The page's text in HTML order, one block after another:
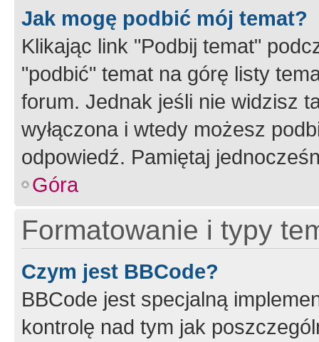
Jak mogę podbić mój temat?
Klikając link "Podbij temat"
"podbić" temat na górę listy
forum. Jednak jeśli nie widzisz
wyłączona i wtedy możesz
odpowiedź. Pamiętaj
Góra
Formatowanie i typy
Czym jest BBCode?
BBCode jest specjalną
kontrolę nad tym jak